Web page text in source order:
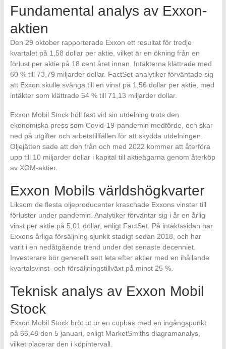
Fundamental analys av Exxon-
aktien
Den 29 oktober rapporterade Exxon ett resultat för tredje
kvartalet på 1,58 dollar per aktie, vilket är en ökning från en
förlust per aktie på 18 cent året innan. Intäkterna klättrade med
60 % till 73,79 miljarder dollar. FactSet-analytiker förväntade sig
att Exxon skulle svänga till en vinst på 1,56 dollar per aktie, med
intäkter som klättrade 54 % till 71,13 miljarder dollar.
Exxon Mobil Stock höll fast vid sin utdelning trots den
ekonomiska press som Covid-19-pandemin medförde, och skar
ned på utgifter och arbetstillfällen för att skydda utdelningen.
Oljejätten sade att den från och med 2022 kommer att återföra
upp till 10 miljarder dollar i kapital till aktieägarna genom återköp
av XOM-aktier.
Exxon Mobils världshögkvarter
Liksom de flesta oljeproducenter kraschade Exxons vinster till
förluster under pandemin. Analytiker förväntar sig i år en årlig
vinst per aktie på 5,01 dollar, enligt FactSet. På intäktssidan har
Exxons årliga försäljning sjunkit stadigt sedan 2018, och har
varit i en nedåtgående trend under det senaste decenniet.
Investerare bör generellt sett leta efter aktier med en ihållande
kvartalsvinst- och försäljningstillväxt på minst 25 %.
Teknisk analys av Exxon Mobil
Stock
Exxon Mobil Stock bröt ut ur en cupbas med en ingångspunkt
på 66,48 den 5 januari, enligt MarketSmiths diagramanalys,
vilket placerar den i köpintervall.